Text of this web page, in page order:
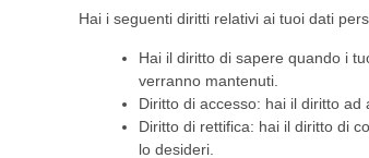
Hai i seguenti diritti relativi ai tuoi dati
Hai il diritto di sapere quando i
verranno mantenuti.
Diritto di accesso: hai il diritto ad
Diritto di rettifica: hai il diritto di
lo desideri.